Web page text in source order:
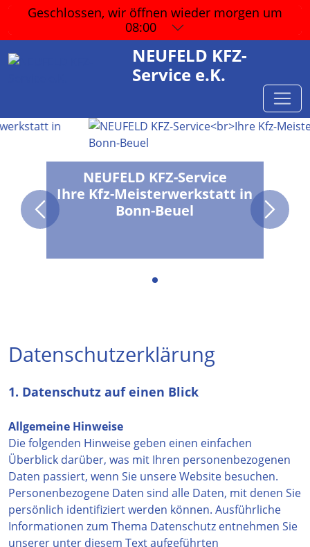
Geschlossen, wir öffnen wieder morgen um
08:00
NEUFELD KFZ-
Service e.K.
NEUFELD KFZ-Service
Ihre Kfz-Meisterwerkstatt in
Bonn-Beuel
Datenschutzerklärung
1. Datenschutz auf einen Blick
Allgemeine Hinweise
Die folgenden Hinweise geben einen einfachen
Überblick darüber, was mit Ihren personenbezogenen
Daten passiert, wenn Sie unsere Website besuchen.
Personenbezogene Daten sind alle Daten, mit denen Sie
persönlich identifiziert werden können. Ausführliche
Informationen zum Thema Datenschutz entnehmen Sie
unserer unter diesem Text aufgeführten